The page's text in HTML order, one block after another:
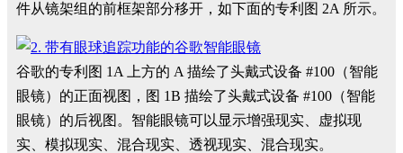
件从镜架组的前框架部分移开，如下面的专利图 2A 所示。
谷歌的专利图 1A 上方的 A 描绘了头戴式设备 #100（智能
眼镜）的正面视图，图 1B 描绘了头戴式设备 #100（智能
眼镜）的后视图。智能眼镜可以显示增强现实、虚拟现
实、模拟现实、混合现实、透视现实、混合现实。